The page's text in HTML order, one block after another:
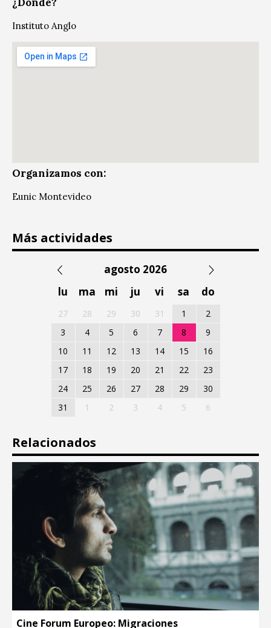
Instituto Anglo
Organizamos con:
Eunic Montevideo
Más actividades
agosto 2026
lu
ma mi ju vi sa do
27 28 29 30 31 1
2
3
4 5 6 7 8
9
10
11 12 13 14 15
16
17
18 19 20 21 22
23
24
25 26 27 28 29
30
31
1 2 3 4 5 6
Relacionados
Cine Forum Europeo: Migraciones